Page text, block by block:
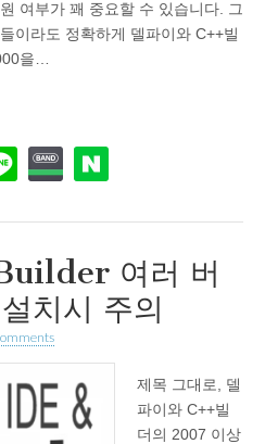
여부가 꽤 중요할 수 있습니다. 그
이라도 정확하게 델파이와 C++빌
을…
여러 버
치시 주의
제목 그대로, 델
파이와 C++빌
더의 2007 이상